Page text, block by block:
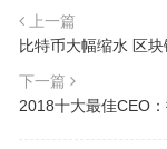
上一篇
比特币大幅缩水 区
下一篇
2018十大最佳CEO